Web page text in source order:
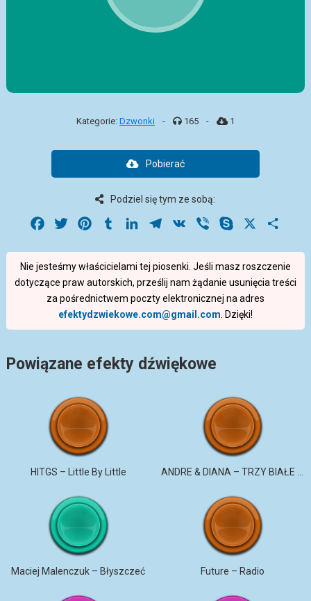
Kategorie: Dzwonki - 165 - 1
Pobierać
Podziel się tym ze sobą:
Facebook
Twitter PinterestTumblrLinkedInTelegram
VK Viber Skype
Nie jesteśmy właścicielami tej piosenki. Jeśli masz roszczenie
dotyczące praw autorskich, prześlij nam żądanie usunięcia treści
za pośrednictwem poczty elektronicznej na adres
efektydzwiekowe.com@gmail.com . Dzięki!
Powiązane efekty dźwiękowe
HITGS – Little By Little
Maciej Malenczuk – Błyszczeć Future – Radio